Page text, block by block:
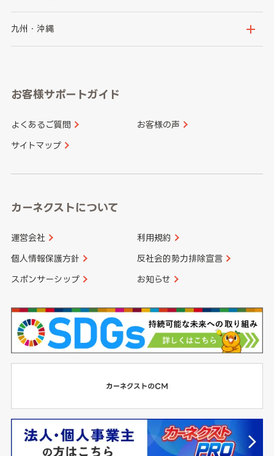
神奈川県
山梨県
愛知県
京都府
和歌山県
鳥取県
山口県
香川県 愛媛県
九州・沖縄
長崎県
大分県 宮崎県
お客様サポートガイド
よくあるご質問 お客様の声
サイトマップ
カーネクストについて
運営会社 利用規約
個人情報保護方針 反社会的勢力排除宣言
スポンサーシップ お知らせ